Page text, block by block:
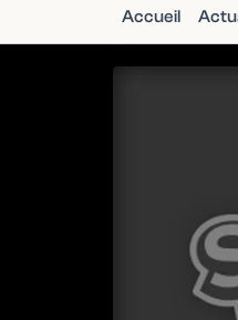
Accueil